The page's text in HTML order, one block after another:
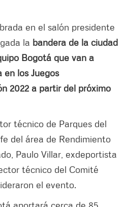
en el salón presidente
la bandera de la ciudad
Bogotá que van a
en los Juegos
2022 a partir del próximo
técnico de Parques del
del área de Rendimiento
Paulo Villar, exdeportista
técnico del Comité
el evento.